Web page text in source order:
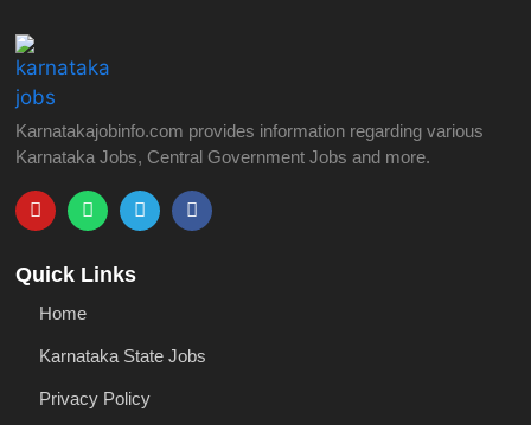
Karnatakajobinfo.com provides information regarding various
Karnataka Jobs, Central Government Jobs and more.
Quick Links
Home
Karnataka State Jobs
Privacy Policy